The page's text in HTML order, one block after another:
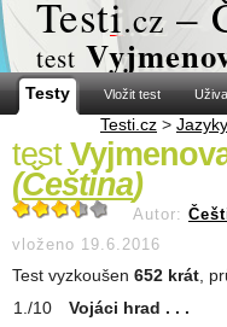
Testi.cz –
test
Testy Vložit test
Testi.cz > Jazyky
test
(Čeština)
Autor:
vloženo 19.6.2016
Test vyzkoušen 652 krát ,
Vojáci hrad . . .